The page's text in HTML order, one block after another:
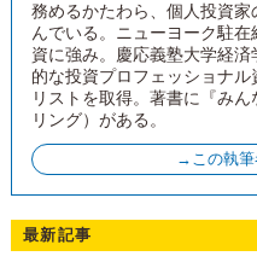
務めるかたわら、個人投資
んでいる。ニューヨーク駐
資に強み。慶応義塾大学経
的な投資プロフェッショナ
リストを取得。著書に『み
リング）がある。
→この執筆
最新記事